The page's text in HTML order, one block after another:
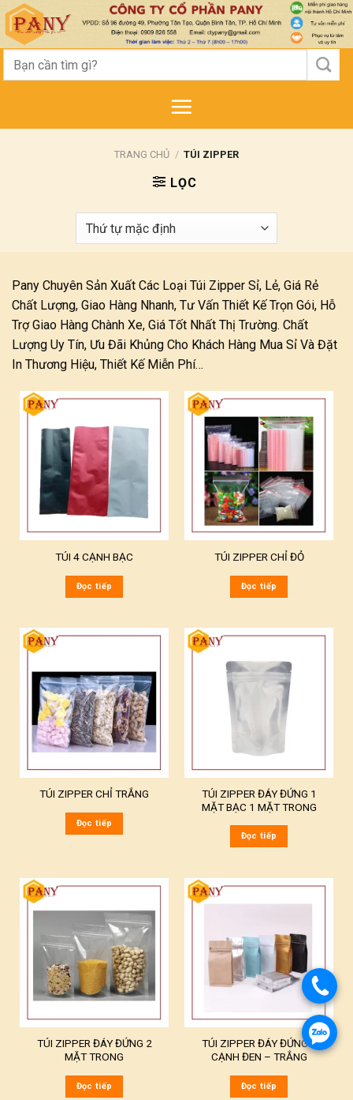
Skip
to
content
kiếm:
TRANG CHỦ / TÚI ZIPPER
LỌC
Pany Chuyên Sản Xuất Các Loại Túi Zipper Sỉ, Lẻ, Giá Rẻ
Chất Lượng, Giao Hàng Nhanh, Tư Vấn Thiết Kế Trọn Gói, Hỗ
Trợ Giao Hàng Chành Xe, Giá Tốt Nhất Thị Trường. Chất
Lượng Uy Tín, Ưu Đãi Khủng Cho Khách Hàng Mua Sỉ Và Đặt
In Thương Hiệu, Thiết Kế Miễn Phí…
TÚI 4 CẠNH BẠC
Đọc tiếp
TÚI ZIPPER CHỈ ĐỎ
Đọc tiếp
TÚI ZIPPER CHỈ TRẮNG
Đọc tiếp
TÚI ZIPPER ĐÁY ĐỨNG 1
MẶT BẠC 1 MẶT TRONG
Đọc tiếp
TÚI ZIPPER ĐÁY ĐỨNG 2
MẶT TRONG
Đọc tiếp
TÚI ZIPPER ĐÁY ĐỨNG 8
CẠNH ĐEN – TRẮNG
Đọc tiếp